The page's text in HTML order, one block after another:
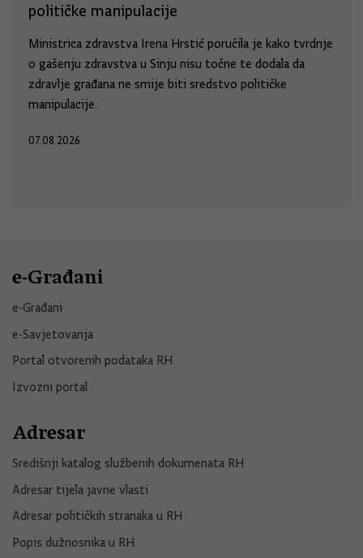
političke manipulacije
Ministrica zdravstva Irena Hrstić poručila je kako tvrdnje
o gašenju zdravstva u Sinju nisu točne te dodala da
zdravlje građana ne smije biti sredstvo političke
manipulacije.
07.08.2026.
e-Građani
e-Građani
e-Savjetovanja
Portal otvorenih podataka RH
Izvozni portal
Adresar
Središnji katalog službenih dokumenata RH
Adresar tijela javne vlasti
Adresar političkih stranaka u RH
Popis dužnosnika u RH